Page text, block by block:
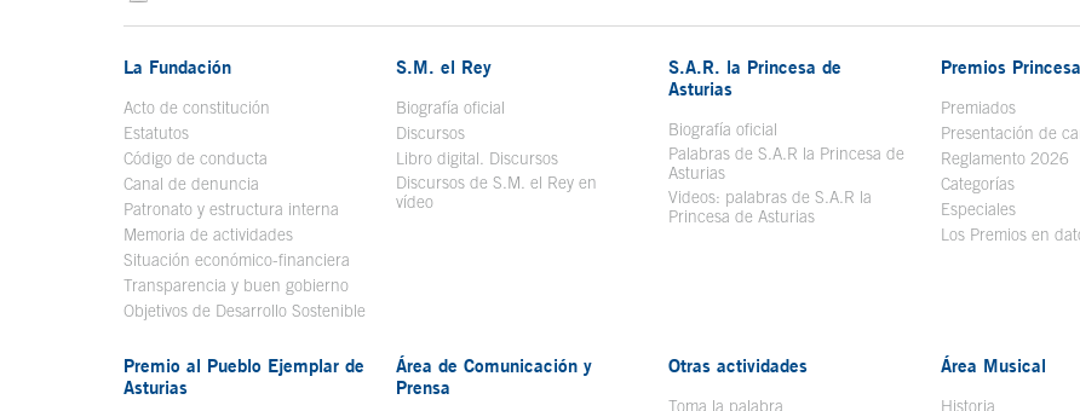
La Fundación
Acto de constitución
Estatutos
Código de conducta
Canal de denuncia
Patronato y estructura interna
Memoria de actividades
Situación económico-financiera
Transparencia y buen gobierno
Objetivos de Desarrollo Sostenible
S.M. el Rey
Biografía oficial
Discursos
Libro digital. DiscursosSe abre en ventana nueva
Discursos de S.M. el Rey en
vídeoSe abre en ventana nueva
S.A.R. la Princesa de
Asturias
Biografía oficial Se abre en ventana nueva
Palabras de S.A.R la Princesa de
Asturias
Videos: palabras de S.A.R la
Princesa de Asturias
Premios
Premiados
Presentación de
Reglamento 2026
Categorías
Especiales
Los Premios en
Premio al Pueblo Ejemplar de
Asturias
Área de Comunicación y
Prensa
Otras actividades
Toma la palabra
Área Musical
Historia